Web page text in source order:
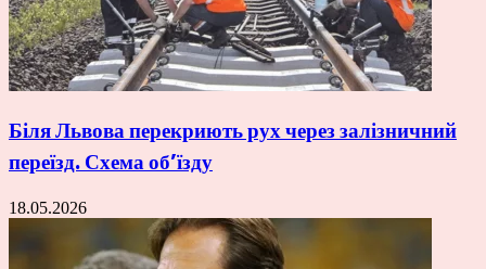
Біля Львова перекриють рух через залізничний
переїзд. Схема об’їзду
18.05.2026